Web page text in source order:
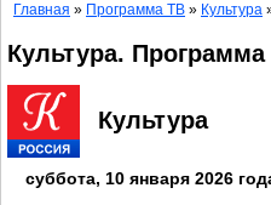
Главная » Программа ТВ » Культура
Культура.
Культура
суббота, 10 января 2026